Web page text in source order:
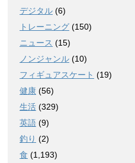
デジタル (6)
トレーニング (150)
ニュース (15)
ノンジャンル (10)
フィギュアスケート (19)
健康 (56)
生活 (329)
英語 (9)
釣り (2)
食 (1,193)